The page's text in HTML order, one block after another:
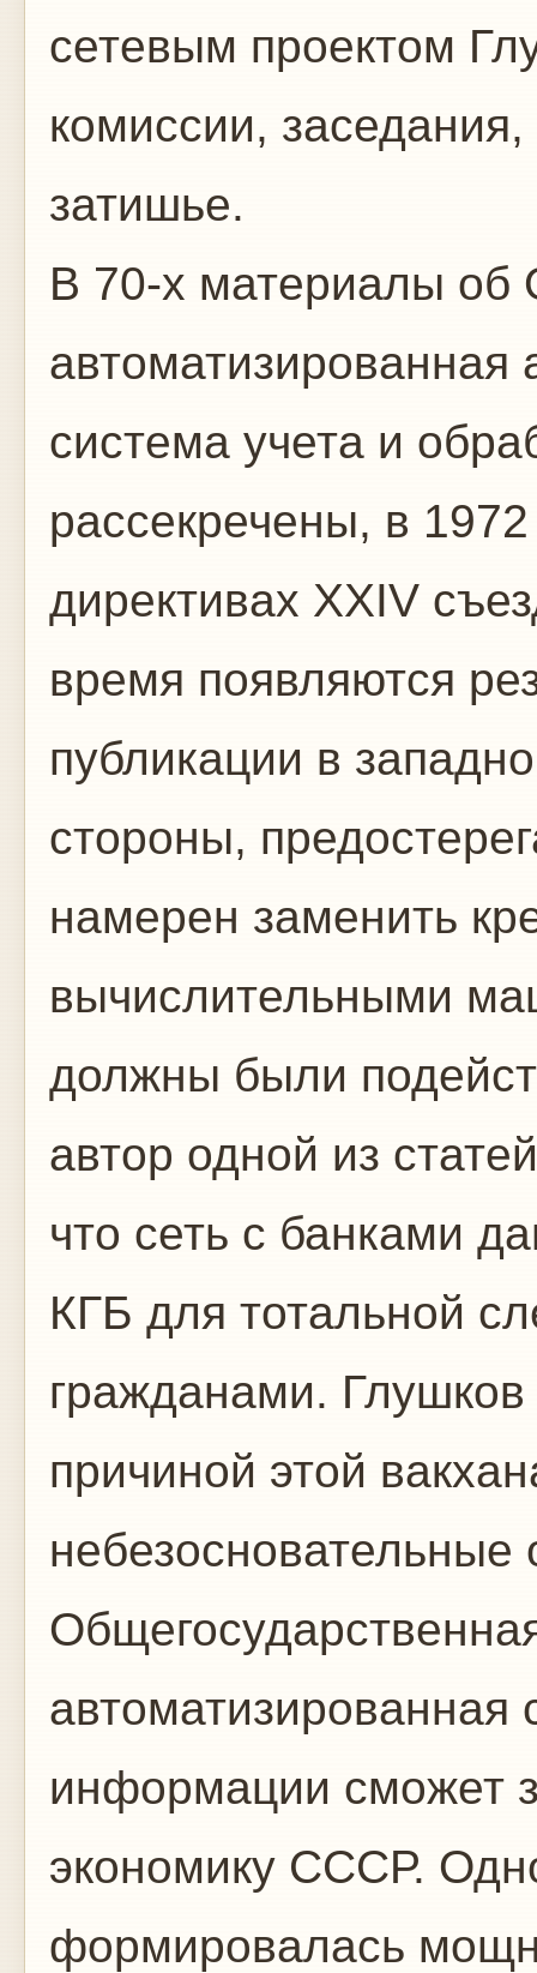
сетевым проектом
комиссии,
затишье.
В 70-х материалы об
автоматизированная
система учета и
рассекречены, в
директивах XXIV
время появляются
публикации в
стороны,
намерен заменить
вычислительными
должны были
автор одной из
что сеть с банками
КГБ для тотальной
гражданами.
причиной этой
небезосновательные
автоматизированная
информации сможет
экономику СССР.
формировалась